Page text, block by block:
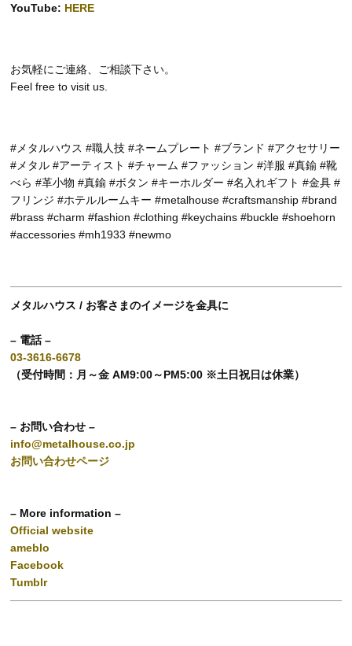
YouTube: HERE
お気軽にご連絡、ご相談下さい。
Feel free to visit us.
#メタルハウス #職人技 #ネームプレート #ブランド #アクセサリー
#メタル #アーティスト #チャーム #ファッション #洋服 #真鍮 #靴
べら #革小物 #真鍮 #ボタン #キーホルダー #名入れギフト #金具 #
フリンジ #ホテルルームキー #metalhouse #craftsmanship #brand
#brass #charm #fashion #clothing #keychains #buckle #shoehorn
#accessories #mh1933 #newmo
メタルハウス / お客さまのイメージを金具に
– 電話 –
03-3616-6678
（受付時間：月～金 AM9:00～PM5:00 ※土日祝日は休業）
– お問い合わせ –
info@metalhouse.co.jp
お問い合わせページ
– More information –
Official website
ameblo
Facebook
Tumblr